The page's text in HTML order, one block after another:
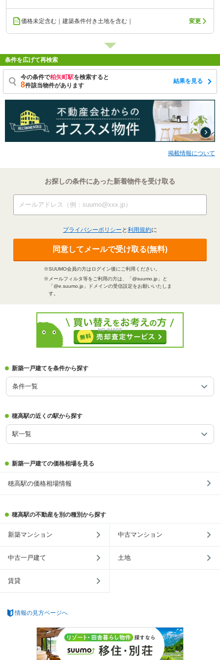
価格未定含む｜建築条件付き土地を含む｜ 変更
条件を広げて再検索
今の条件で柏矢町駅を検索すると
8件該当物件があります
結果を見る
掲載情報について
お探しの条件にあった新着物件を受け取る
プライバシーポリシー と 利用規約に
同意してメールで受け取る(無料)
※SUUMO会員の方はログイン後にご利用ください。
※メールフィルタ等をご利用の方は、「@suumo.jp」と
「@e.suumo.jp」ドメインの受信設定をお願いいたしま
す。
新築一戸建てを条件から探す
条件一覧
穂高駅の近くの駅から探す
駅一覧
新築一戸建ての価格相場を見る
穂高駅の価格相場情報
穂高駅の不動産を別の種別から探す
新築マンション 中古マンション
中古一戸建て 土地
賃貸
情報の見方ページへ